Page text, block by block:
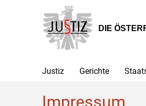
Hauptnavigation
[1]
Inhalt
[2]
Untermenü
[3]
DIE
Justiz Gerichte
Impressum